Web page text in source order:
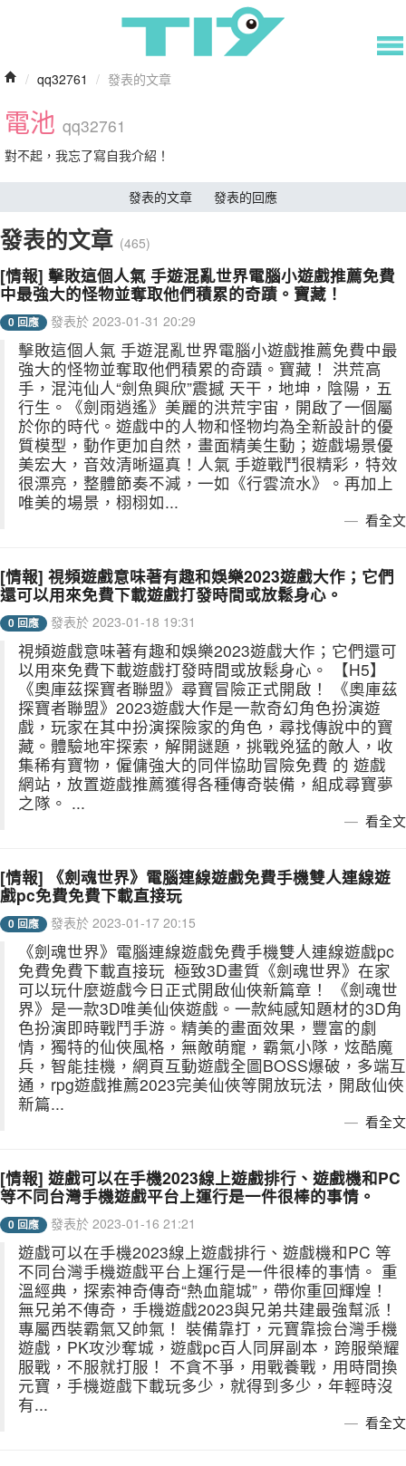
/ qq32761 / 發表的文章
電池 qq32761
對不起，我忘了寫自我介紹！
發表的文章 發表的回應
發表的文章 (465)
[情報] 擊敗這個人氣 手遊混亂世界電腦小遊戲推薦免費
中最強大的怪物並奪取他們積累的奇蹟。寶藏！
0 回應 發表於 2023-01-31 20:29
擊敗這個人氣 手遊混亂世界電腦小遊戲推薦免費中最
強大的怪物並奪取他們積累的奇蹟。寶藏！ 洪荒高
手，混沌仙人“劍魚興欣”震撼 天干，地坤，陰陽，五
行生。《劍雨逍遙》美麗的洪荒宇宙，開啟了一個屬
於你的時代。遊戲中的人物和怪物均為全新設計的優
質模型，動作更加自然，畫面精美生動；遊戲場景優
美宏大，音效清晰逼真！人氣 手遊戰鬥很精彩，特效
很漂亮，整體節奏不減，一如《行雲流水》。再加上
唯美的場景，栩栩如...
看全文
[情報] 視頻遊戲意味著有趣和娛樂2023遊戲大作；它們
還可以用來免費下載遊戲打發時間或放鬆身心。
0 回應 發表於 2023-01-18 19:31
視頻遊戲意味著有趣和娛樂2023遊戲大作；它們還可
以用來免費下載遊戲打發時間或放鬆身心。 【H5】
《奧庫茲探寶者聯盟》尋寶冒險正式開啟！ 《奧庫茲
探寶者聯盟》2023遊戲大作是一款奇幻角色扮演遊
戲，玩家在其中扮演探險家的角色，尋找傳說中的寶
藏。體驗地牢探索，解開謎題，挑戰兇猛的敵人，收
集稀有寶物，僱傭強大的同伴協助冒險免費 的 遊戲
網站，放置遊戲推薦獲得各種傳奇裝備，組成尋寶夢
之隊。 ...
看全文
[情報] 《劍魂世界》電腦連線遊戲免費手機雙人連線遊
戲pc免費免費下載直接玩
0 回應 發表於 2023-01-17 20:15
《劍魂世界》電腦連線遊戲免費手機雙人連線遊戲pc
免費免費下載直接玩 極致3D畫質《劍魂世界》在家
可以玩什麼遊戲今日正式開啟仙俠新篇章！ 《劍魂世
界》是一款3D唯美仙俠遊戲。一款純感知題材的3D角
色扮演即時戰鬥手游。精美的畫面效果，豐富的劇
情，獨特的仙俠風格，無敵萌寵，霸氣小隊，炫酷魔
兵，智能挂機，網頁互動遊戲全圖BOSS爆破，多端互
通，rpg遊戲推薦2023完美仙俠等開放玩法，開啟仙俠
新篇...
看全文
[情報] 遊戲可以在手機2023線上遊戲排行、遊戲機和PC
等不同台灣手機遊戲平台上運行是一件很棒的事情。
0 回應 發表於 2023-01-16 21:21
遊戲可以在手機2023線上遊戲排行、遊戲機和PC 等
不同台灣手機遊戲平台上運行是一件很棒的事情。 重
溫經典，探索神奇傳奇“熱血龍城”，帶你重回輝煌！
無兄弟不傳奇，手機遊戲2023與兄弟共建最強幫派！
專屬西裝霸氣又帥氣！ 裝備靠打，元寶靠撿台灣手機
遊戲，PK攻沙奪城，遊戲pc百人同屏副本，跨服榮耀
服戰，不服就打服！ 不貪不爭，用戰養戰，用時間換
元寶，手機遊戲下載玩多少，就得到多少，年輕時沒
有...
看全文